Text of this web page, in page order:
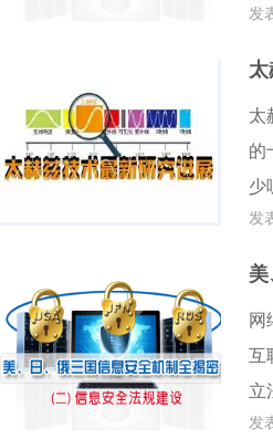
司
发
太
的
少
发
网
互
立
眉
发